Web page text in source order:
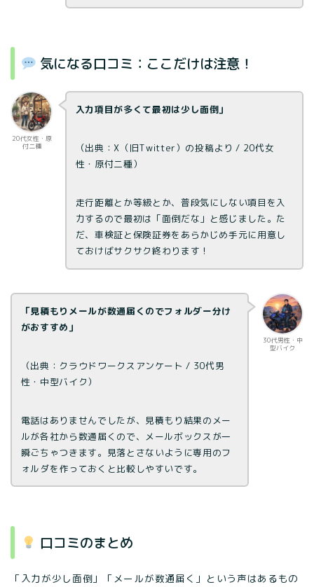
気になる口コミ：ここだけは注意！
20代女性・原
付二種
入力項目が多くて最初は少し面倒」
（出典：X（旧Twitter）の投稿より / 20代女
性・原付二種）
走行距離とか等級とか、普段気にしない項目を入
力するので最初は「面倒だな」と感じました。た
だ、車検証と保険証券をあらかじめ手元に用意し
ておけばサクサク終わります！
30代男性・中
型バイク
「見積もりメールが数通届くのでフォルダー分け
がおすすめ」
（出典：クラウドワークスアンケート / 30代男
性・中型バイク）
電話はありませんでしたが、見積もり結果のメー
ルが各社から数通届くので、メールボックスが一
瞬ごちゃつきます。見落とさないように専用のフ
ォルダを作っておくと比較しやすいです。
口コミのまとめ
「入力が少し面倒」「メールが数通届く」という声はあるもの